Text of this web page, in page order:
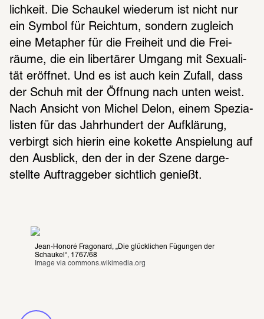
lich­keit. Die Schau­kel wiederum ist nicht nur
ein Symbol für Reich­tum, sondern zugleich
eine Meta­pher für die Frei­heit und die Frei­
räume, die ein liber­tä­rer Umgang mit Sexua­li­
tät eröff­net. Und es ist auch kein Zufall, dass
der Schuh mit der Öffnung nach unten weist.
Nach Ansicht von Michel Delon, einem Spezia­
lis­ten für das Jahr­hun­dert der Aufklä­rung,
verbirgt sich hierin eine kokette Anspie­lung auf
den Ausblick, den der in der Szene darge­
stellte Auftrag­ge­ber sicht­lich genießt.
Jean-Honoré Fragonard, „Die glücklichen Fügungen der
Schaukel“, 1767/68
Image via commons.wikimedia.org